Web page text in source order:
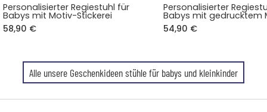
Personalisierter Regiestuhl für
Babys mit Motiv-Stickerei
58,90 €
Personalisierter
Babys mit gedrucktem
54,90 €
Alle unsere Geschenkideen stühle für babys und kleinkinder